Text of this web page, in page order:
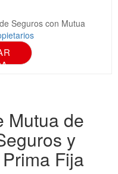
Seguros con Mutua
Mutua de
y
Fija